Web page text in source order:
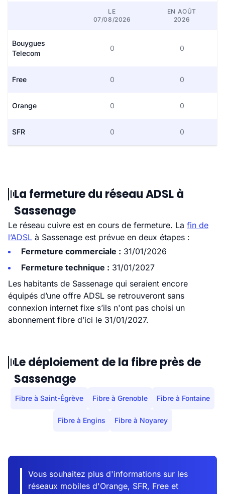
LE
07/08/2026
EN AOÛT
2026
Bouygues
Telecom
0 0
Free 0 0
Orange 0 0
SFR 0 0
La fermeture du réseau ADSL à
Sassenage
Le réseau cuivre est en cours de fermeture. La fin de
l’ADSL à Sassenage est prévue en deux étapes :
Fermeture commerciale : 31/01/2026
Fermeture technique : 31/01/2027
Les habitants de Sassenage qui seraient encore
équipés d’une offre ADSL se retrouveront sans
connexion internet fixe s’ils n'ont pas choisi un
abonnement fibre d’ici le 31/01/2027.
Le déploiement de la fibre près de
Sassenage
Fibre à Saint-Égrève Fibre à Grenoble Fibre à Fontaine
Fibre à Engins Fibre à Noyarey
Vous souhaitez plus d'informations sur les
réseaux mobiles d'Orange, SFR, Free et